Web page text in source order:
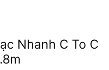
Nhanh C To C